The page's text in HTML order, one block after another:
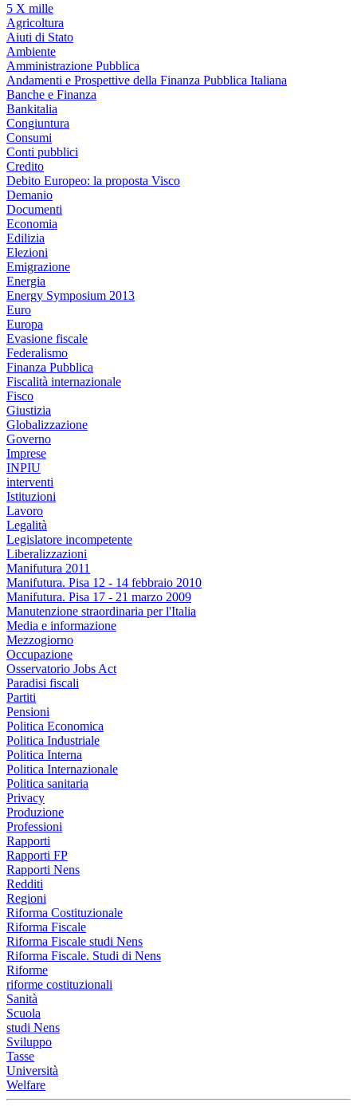
5 X mille
Agricoltura
Aiuti di Stato
Ambiente
Amministrazione Pubblica
Andamenti e Prospettive della Finanza Pubblica Italiana
Banche e Finanza
Bankitalia
Congiuntura
Consumi
Conti pubblici
Credito
Debito Europeo: la proposta Visco
Demanio
Documenti
Economia
Edilizia
Elezioni
Emigrazione
Energia
Energy Symposium 2013
Euro
Europa
Evasione fiscale
Federalismo
Finanza Pubblica
Fiscalità internazionale
Fisco
Giustizia
Globalizzazione
Governo
Imprese
INPIU
interventi
Istituzioni
Lavoro
Legalità
Legislatore incompetente
Liberalizzazioni
Manifutura 2011
Manifutura. Pisa 12 - 14 febbraio 2010
Manifutura. Pisa 17 - 21 marzo 2009
Manutenzione straordinaria per l'Italia
Media e informazione
Mezzogiorno
Occupazione
Osservatorio Jobs Act
Paradisi fiscali
Partiti
Pensioni
Politica Economica
Politica Industriale
Politica Interna
Politica Internazionale
Politica sanitaria
Privacy
Produzione
Professioni
Rapporti
Rapporti FP
Rapporti Nens
Redditi
Regioni
Riforma Costituzionale
Riforma Fiscale
Riforma Fiscale studi Nens
Riforma Fiscale. Studi di Nens
Riforme
riforme costituzionali
Sanità
Scuola
studi Nens
Sviluppo
Tasse
Università
Welfare